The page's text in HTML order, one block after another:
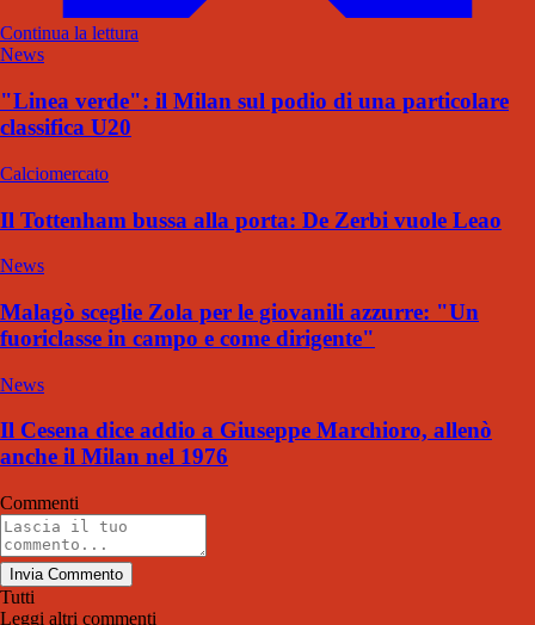
Continua la lettura
News
"Linea verde": il Milan sul podio di una particolare
classifica U20
Calciomercato
Il Tottenham bussa alla porta: De Zerbi vuole Leao
News
Malagò sceglie Zola per le giovanili azzurre: "Un
fuoriclasse in campo e come dirigente"
News
Il Cesena dice addio a Giuseppe Marchioro, allenò
anche il Milan nel 1976
Commenti
Invia Commento
Tutti
Leggi altri commenti